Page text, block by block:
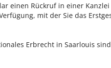
einen Rückruf in einer
mit der Sie das
Erbrecht in Saarlouis